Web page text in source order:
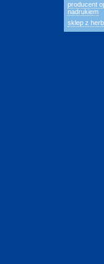
producent
nadrukiem
sklep z